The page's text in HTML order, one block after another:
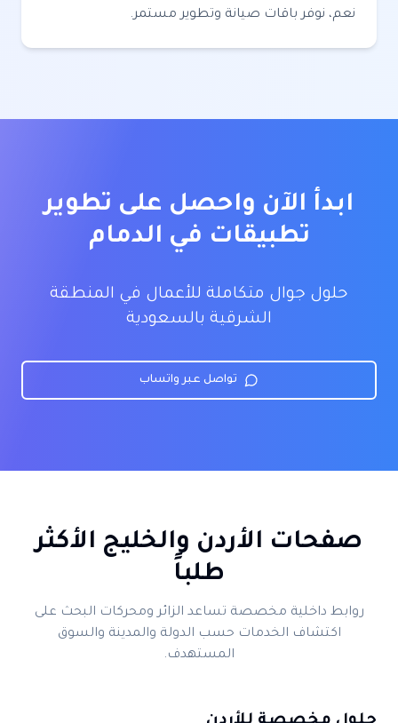
نعم، نوفر باقات صيانة وتطوير مستمر.
ابدأ الآن واحصل على تطوير
تطبيقات في الدمام
حلول جوال متكاملة للأعمال في المنطقة
الشرقية بالسعودية
تواصل عبر واتساب
صفحات الأردن والخليج الأكثر
طلباً
روابط داخلية مخصصة تساعد الزائر ومحركات البحث على
اكتشاف الخدمات حسب الدولة والمدينة والسوق
المستهدف.